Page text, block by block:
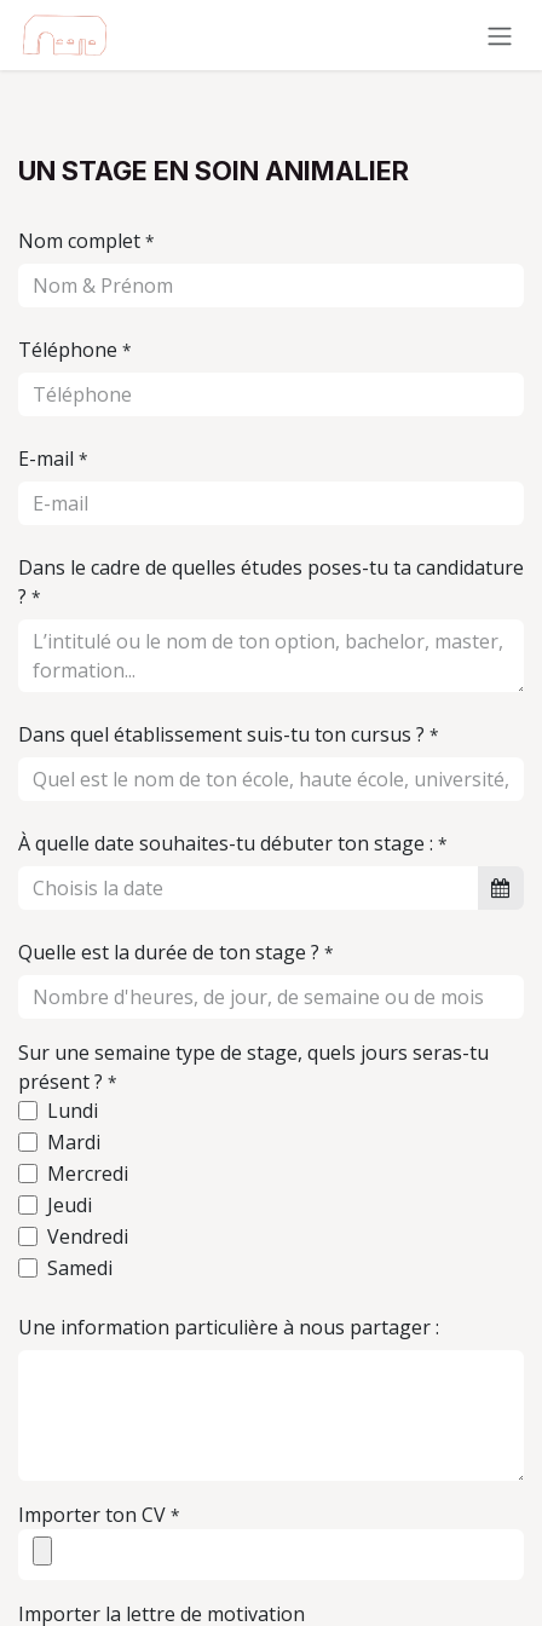
Se rendre au contenu
UN STAGE EN SOIN ANIMALIER
Nom complet *
Téléphone *
E-mail *
Dans le cadre de quelles études poses-tu ta candidature
? *
Dans quel établissement suis-tu ton cursus ? *
À quelle date souhaites-tu débuter ton stage : *
Quelle est la durée de ton stage ? *
Sur une semaine type de stage, quels jours seras-tu
présent ? *
Lundi
Mardi
Mercredi
Jeudi
Vendredi
Samedi
Une information particulière à nous partager :
Importer ton CV *
Importer la lettre de motivation